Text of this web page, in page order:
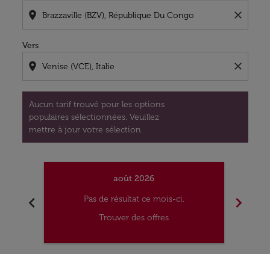
location_on close
Vers
location_on close
Aucun tarif trouvé pour les options
populaires sélectionnées. Veuillez
mettre à jour votre sélection.
chevron_left
août 2026
Pas de résultat ce mois-ci.
Trouver des offres
chevron_right